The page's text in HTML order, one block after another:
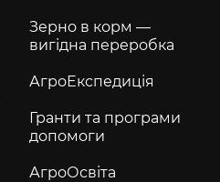
Зерно в корм —
вигідна переробка
АгроЕкспедиція
Гранти та програми
допомоги
АгроОсвіта